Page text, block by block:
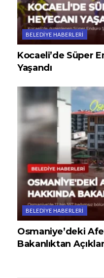
BELEDIYE HABERLERI
Kocaeli’de Süper
Yaşandı
BELEDIYE HABERLERI
Osmaniye’deki
Bakanlıktan